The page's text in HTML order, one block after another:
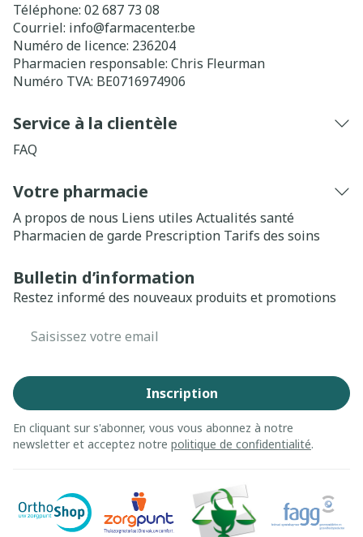
Téléphone: 02 687 73 08
Courriel: info@farmacenter.be
Numéro de licence: 236204
Pharmacien responsable: Chris Fleurman
Numéro TVA: BE0716974906
Service à la clientèle
FAQ
Votre pharmacie
A propos de nous Liens utiles Actualités santé
Pharmacien de garde Prescription Tarifs des soins
Bulletin d’information
Restez informé des nouveaux produits et promotions
Inscription
En cliquant sur s'abonner, vous vous abonnez à notre
newsletter et acceptez notre politique de confidentialité.